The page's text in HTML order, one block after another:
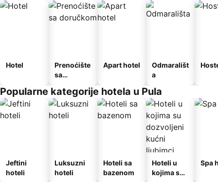
Hotel
Prenoćište
sa
Apart hotel
Odmarališt
a
Popularne kategorije hotela u Pula
Jeftini
hoteli
Luksuzni
hoteli
Hoteli sa
bazenom
Hoteli u
kojima su
Spa